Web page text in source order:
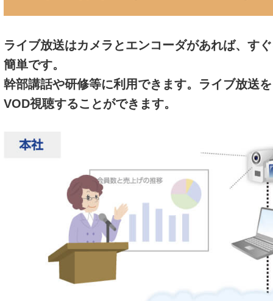
ライブ放送はカメラとエンコーダがあれば、す
簡単です。
幹部講話や研修等に利用できます。ライブ放送
VOD視聴することができます。